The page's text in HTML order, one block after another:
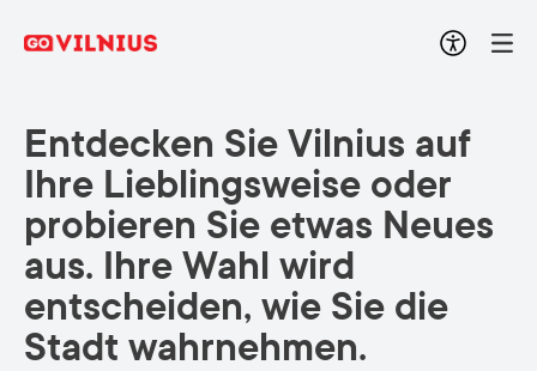
Entdecken Sie Vilnius auf
Ihre Lieblingsweise oder
probieren Sie etwas Neues
aus. Ihre Wahl wird
entscheiden, wie Sie die
Stadt wahrnehmen.